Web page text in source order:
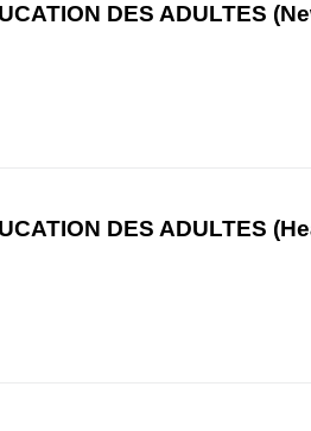
DES ADULTES
DES ADULTES